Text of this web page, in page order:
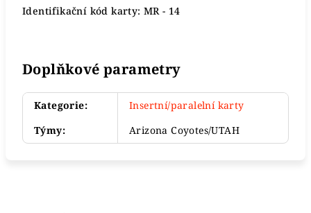
Identifikační kód karty: MR - 14
Doplňkové parametry
Kategorie:
Insertní/paralelní karty
Týmy: Arizona Coyotes/UTAH